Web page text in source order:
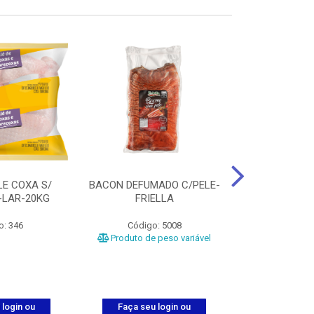
COXA S/
20KG
346
login ou
BACON DEFUMADO C/PELE-
FRIELLA
Código: 5008
Produto de peso variável
Faça seu login ou